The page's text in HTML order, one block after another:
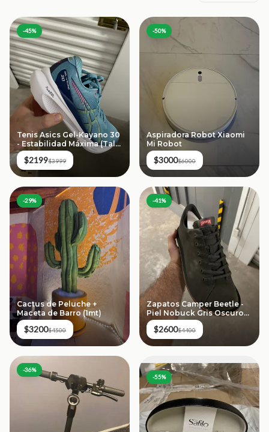
-45%
Tenis Asics Gel-Kayano 30
- Estabilidad Máxima (Talla
24.5)
$2199$3999
-50%
Aspiradora Robot Xiaomi
Mi Robot
$3000$6000
-29%
Cactus de Peluche +
Maceta de Barro (1mt)
$3200$4500
-41%
Zapatos Camper Beetle -
Piel Nobuck Gris Oscuro
(Talla 27.5)
$2600$4400
-36%
-55%